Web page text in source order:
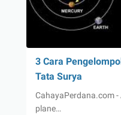
3 Cara
Tata Surya
CahayaPerdana.com
plane…